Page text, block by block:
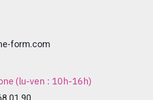
form.com
(lu-ven : 10h-16h)
01 90